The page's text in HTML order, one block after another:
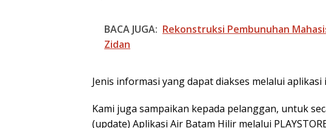
BACA JUGA: Rekonstruksi Pembunuhan
Zidan
Jenis informasi yang dapat diakses melalui aplikasi
Kami juga sampaikan kepada pelanggan, untuk
(update) Aplikasi Air Batam Hilir melalui